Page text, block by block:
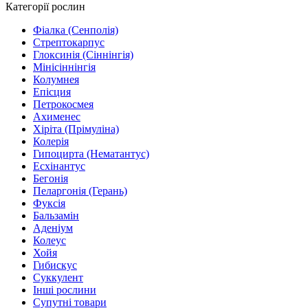
Категорії рослин
Фіалка (Сенполія)
Стрептокарпус
Глоксинія (Сіннінгія)
Мінісіннінгія
Колумнея
Епісция
Петрокосмея
Ахименес
Хіріта (Прімуліна)
Колерія
Гипоцирта (Нематантус)
Есхінантус
Бегонія
Пеларгонія (Герань)
Фуксія
Бальзамін
Аденіум
Колеус
Хойя
Гибискус
Суккулент
Інші рослини
Супутні товари